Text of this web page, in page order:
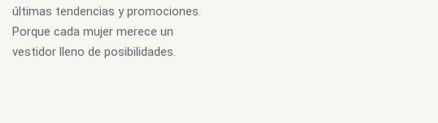
últimas tendencias y promociones.
Porque cada mujer merece un
vestidor lleno de posibilidades.